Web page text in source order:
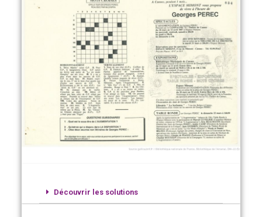
Découvrir les solutions